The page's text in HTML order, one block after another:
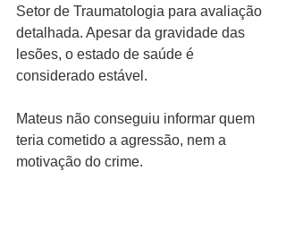
Setor de Traumatologia para avaliação
detalhada. Apesar da gravidade das
lesões, o estado de saúde é
considerado estável.
Mateus não conseguiu informar quem
teria cometido a agressão, nem a
motivação do crime.